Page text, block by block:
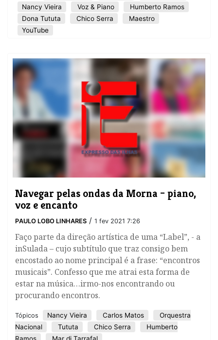
Nancy Vieira
Voz & Piano
Humberto Ramos
Dona Tututa
Chico Serra
Maestro
YouTube
Navegar pelas ondas da Morna – piano,
voz e encanto
PAULO LOBO LINHARES / 1 fev 2021 7:26
​Faço parte da direção artística de uma “Label”, - a
inSulada – cujo subtítulo que traz consigo bem
encostado ao nome principal é a frase: “encontros
musicais”. Confesso que me atrai esta forma de
estar na música…irmo-nos encontrando ou
procurando encontros.
Tópicos Nancy Vieira Carlos Matos
Orquestra
Nacional
Tututa Chico Serra
Humberto